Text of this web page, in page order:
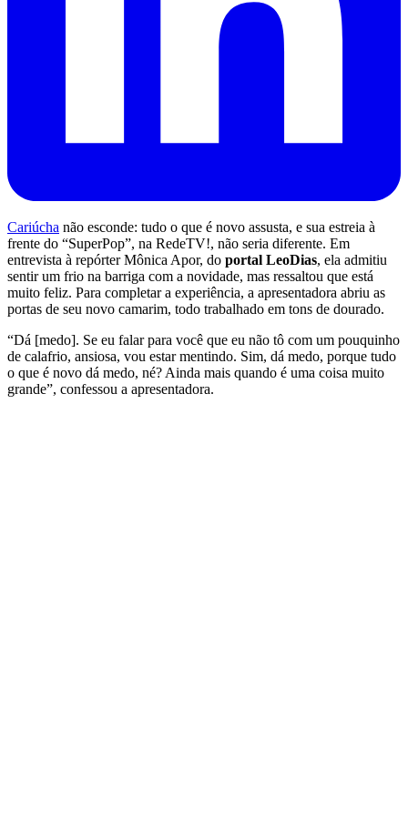
Cariúcha não esconde: tudo o que é novo assusta, e sua estreia à
frente do “SuperPop”, na RedeTV!, não seria diferente. Em
entrevista à repórter Mônica Apor, do portal LeoDias, ela admitiu
sentir um frio na barriga com a novidade, mas ressaltou que está
muito feliz. Para completar a experiência, a apresentadora abriu as
portas de seu novo camarim, todo trabalhado em tons de dourado.
“Dá [medo]. Se eu falar para você que eu não tô com um pouquinho
de calafrio, ansiosa, vou estar mentindo. Sim, dá medo, porque tudo
o que é novo dá medo, né? Ainda mais quando é uma coisa muito
grande”, confessou a apresentadora.